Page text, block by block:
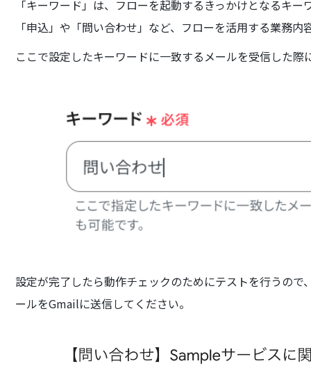
「キーワード」は、フローを起動するきっかけとなるキー
「申込」や「問い合わせ」など、フローを活用する業務
ここで設定したキーワードに一致するメールを受信した
設定が完了したら動作チェックのためにテストを行うの
ールをGmailに送信してください。